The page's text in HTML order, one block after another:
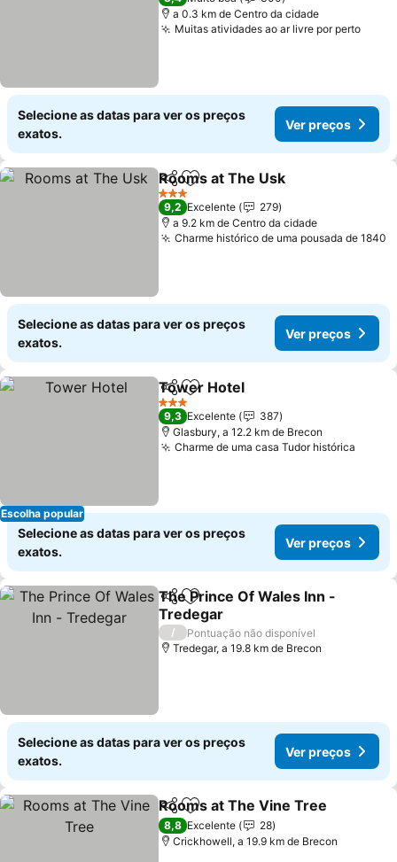
a 0.3 km de Centro da cidade
Muitas atividades ao ar livre por perto
Selecione as datas para ver os preços
exatos.
Ver preços
PartilharAdicionar aos favoritos
Rooms at The Usk
3 Estrelas
9,2 Excelente
279
a 9.2 km de Centro da cidade
Charme histórico de uma pousada de 1840
Selecione as datas para ver os preços
exatos.
Ver preços
Escolha popular
PartilharAdicionar aos favoritos
Tower Hotel
3 Estrelas
9,3 Excelente
387
Glasbury, a 12.2 km de Brecon
Charme de uma casa Tudor histórica
Selecione as datas para ver os preços
exatos.
Ver preços
PartilharAdicionar aos favoritos
The Prince Of Wales Inn -
Tredegar
/
Pontuação não disponível
Tredegar, a 19.8 km de Brecon
Selecione as datas para ver os preços
exatos.
Ver preços
PartilharAdicionar aos favoritos
Rooms at The Vine Tree
8,8 Excelente
28
Crickhowell, a 19.9 km de Brecon